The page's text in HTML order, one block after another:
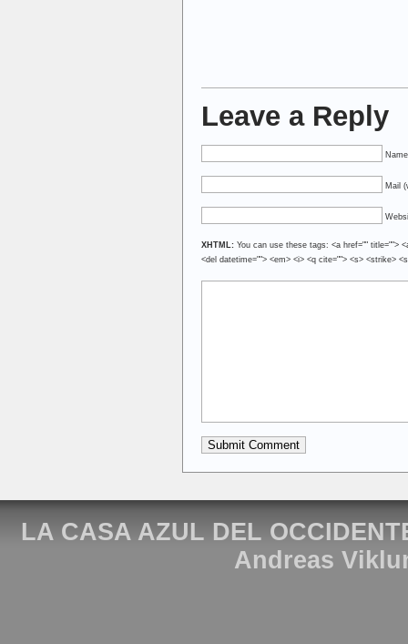
Leave a Reply
Mail
XHTML: You can use these tags: <a href="" title="">
<del datetime=""> <em> <i> <q cite=""> <s> <strike>
LA CASA AZUL DEL
Andreas